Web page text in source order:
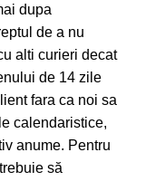
dupa
de a nu
alti curieri decat
de 14 zile
fara ca noi sa
calendaristice,
anume. Pentru
să